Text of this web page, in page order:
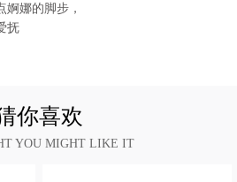
娜的脚步，
抚
你喜欢
YOU MIGHT LIKE IT